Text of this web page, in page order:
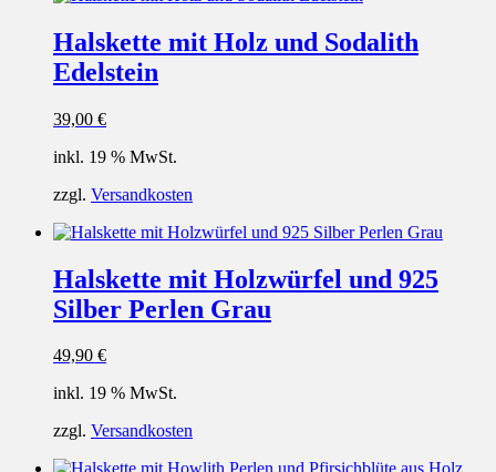
Halskette mit Holz und Sodalith
Edelstein
39,00 €
inkl. 19 % MwSt.
zzgl. Versandkosten
Halskette mit Holzwürfel und 925
Silber Perlen Grau
49,90 €
inkl. 19 % MwSt.
zzgl. Versandkosten